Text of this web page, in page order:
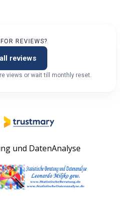
REVIEWS?
reviews
views or wait till monthly reset.
und DatenAnalyse